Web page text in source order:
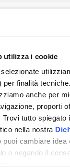
utilizza i cookie
per finalità
anche per
proporti
tutto spiegato
nella nostra
puoi cambiare idea
o negando il
Vendita
a
PRENOTA UNA